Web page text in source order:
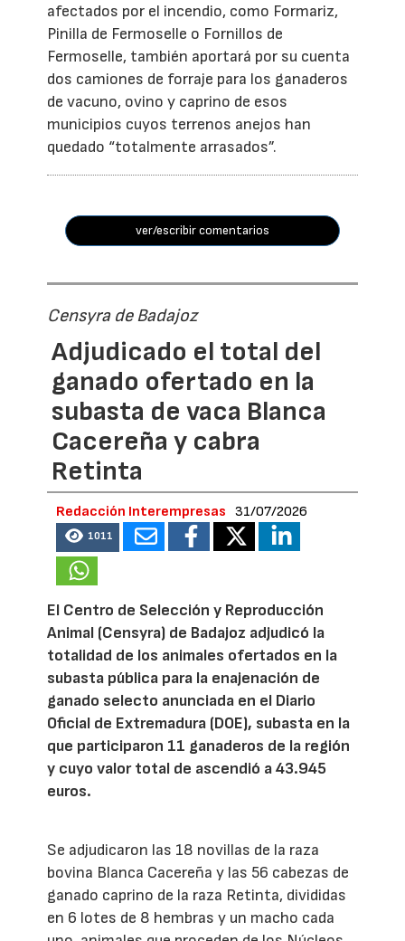
afectados por el incendio, como Formariz,
Pinilla de Fermoselle o Fornillos de
Fermoselle, también aportará por su cuenta
dos camiones de forraje para los ganaderos
de vacuno, ovino y caprino de esos
municipios cuyos terrenos anejos han
quedado “totalmente arrasados”.
ver/escribir comentarios
Censyra de Badajoz
Adjudicado el total del
ganado ofertado en la
subasta de vaca Blanca
Cacereña y cabra
Retinta
Redacción Interempresas 31/07/2026
1011
El Centro de Selección y Reproducción
Animal (Censyra) de Badajoz adjudicó la
totalidad de los animales ofertados en la
subasta pública para la enajenación de
ganado selecto anunciada en el Diario
Oficial de Extremadura (DOE), subasta en la
que participaron 11 ganaderos de la región
y cuyo valor total de ascendió a 43.945
euros.
Se adjudicaron las 18 novillas de la raza
bovina Blanca Cacereña y las 56 cabezas de
ganado caprino de la raza Retinta, divididas
en 6 lotes de 8 hembras y un macho cada